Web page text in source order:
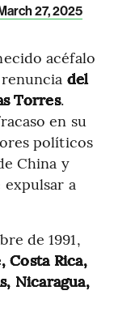
March 27, 2025
acéfalo
del
Torres.
en su
políticos
China y
expulsar a
de 1991,
Costa Rica,
Nicaragua,